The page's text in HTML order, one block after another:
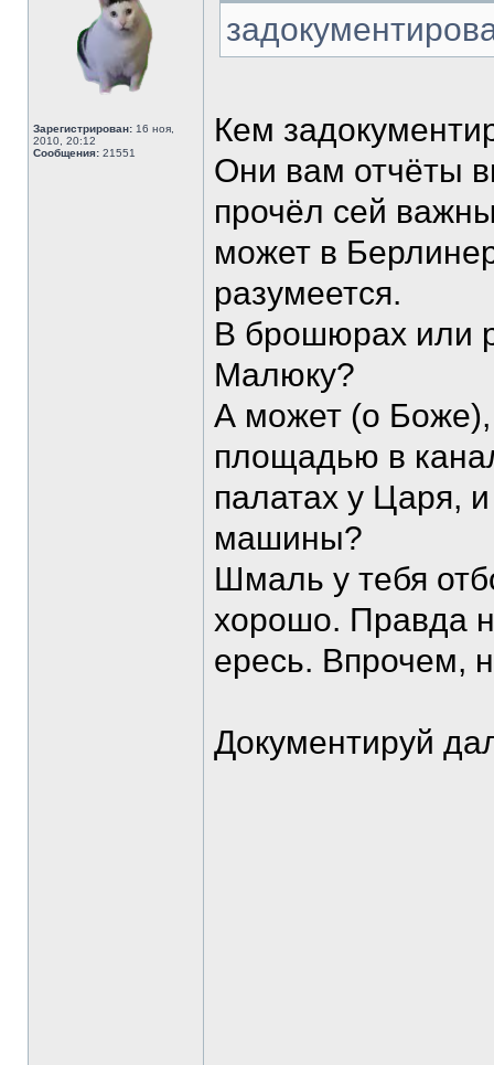
Зарегистрирован: 16 ноя,
2010, 20:12
Сообщения: 21551
Кем
Они вам отчёты
прочёл сей
может в
разумеется.
В брошюрах или
Малюку?
А может (о Боже),
площадью в
палатах у Царя,
машины?
Шмаль у тебя
хорошо. Правда
ересь. Впрочем,
Документируй